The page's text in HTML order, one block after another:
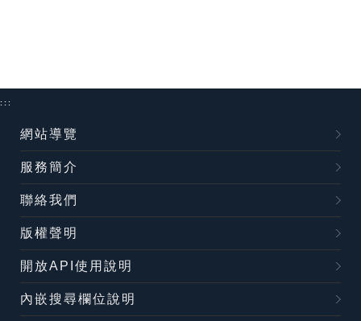
:::
網站導覽
服務簡介
聯絡我們
版權聲明
開放API使用說明
內嵌搜尋欄位說明